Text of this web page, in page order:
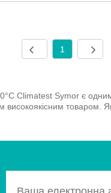
1
Climatest Symor є одним
товаром.